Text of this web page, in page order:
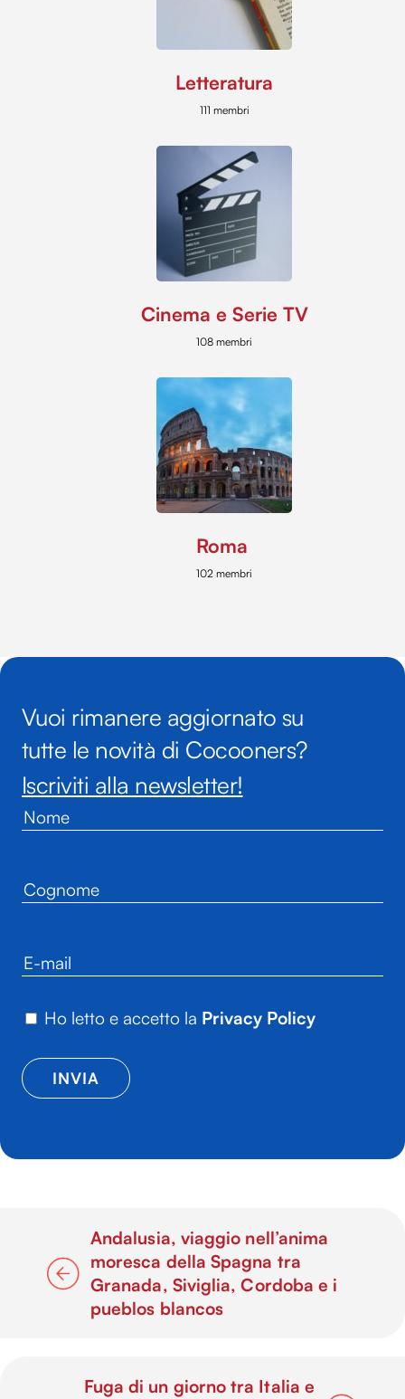
Letteratura
111 membri
Cinema e Serie TV
108 membri
Roma
102 membri
Vuoi rimanere aggiornato su
tutte le novità di Cocooners?
Iscriviti alla newsletter!
Ho letto e accetto la Privacy Policy
Andalusia, viaggio nell’anima
moresca della Spagna tra
Granada, Siviglia, Cordoba e i
pueblos blancos
Fuga di un giorno tra Italia e